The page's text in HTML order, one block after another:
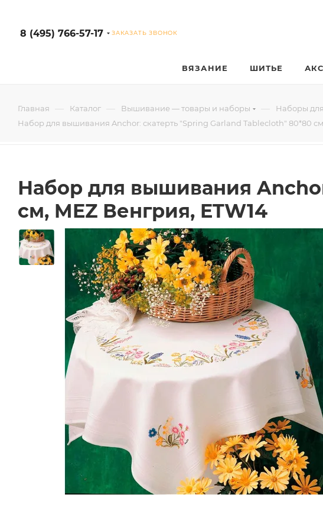
8 (495) 766-57-17 ЗАКАЗАТЬ ЗВОНОК
ВЯЗАНИЕ ШИТЬЕ
Главная — Каталог — Вышивание — товары и наборы — Наборы
Набор для вышивания Anchor: скатерть "Spring Garland Tablecloth" 80*80
Набор для вышивания
см, MEZ Венгрия, ETW14